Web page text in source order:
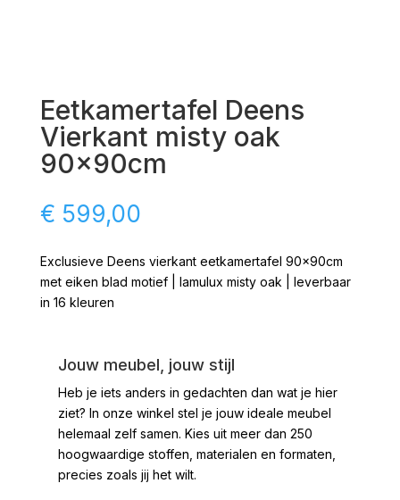
Eetkamertafel Deens
Vierkant misty oak
90x90cm
€ 599,00
Exclusieve Deens vierkant eetkamertafel 90x90cm
met eiken blad motief | lamulux misty oak | leverbaar
in 16 kleuren
Jouw meubel, jouw stijl
Heb je iets anders in gedachten dan wat je hier
ziet? In onze winkel stel je jouw ideale meubel
helemaal zelf samen. Kies uit meer dan 250
hoogwaardige stoffen, materialen en formaten,
precies zoals jij het wilt.